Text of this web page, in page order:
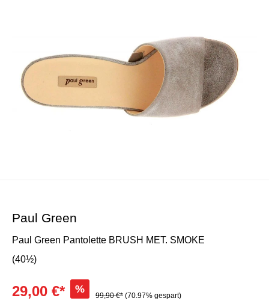
Paul Green
Paul Green Pantolette BRUSH MET. SMOKE
(40½)
29,00 €* %
99,90 €* (70.97% gespart)